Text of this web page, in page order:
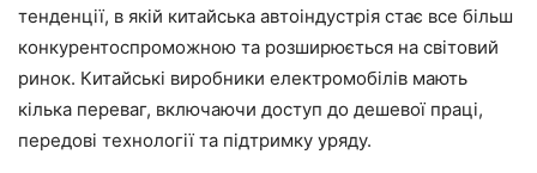
тенденції, в якій китайська автоіндустрія стає все більш
конкурентоспроможною та розширюється на світовий
ринок. Китайські виробники електромобілів мають
кілька переваг, включаючи доступ до дешевої праці,
передові технології та підтримку уряду.